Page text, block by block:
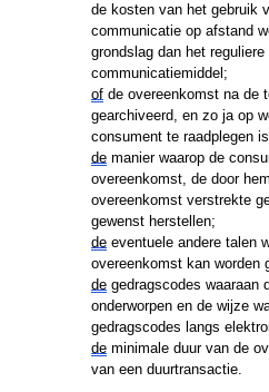
de kosten van het gebruik
communicatie op afstand
grondslag dan het
communicatiemiddel;
of de overeenkomst na de
gearchiveerd, en zo ja op
consument te raadplegen
de manier waarop de
overeenkomst, de door
overeenkomst verstrekte
gewenst herstellen;
de eventuele andere talen
overeenkomst kan worden
de gedragscodes waaraan
onderworpen en de wijze
gedragscodes langs
de minimale duur van de
van een duurtransactie.